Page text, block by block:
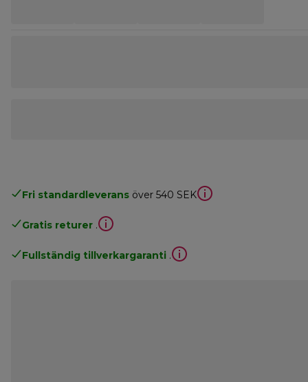
Fri standardleverans över 540 SEK
Gratis returer .
Fullständig tillverkargaranti .